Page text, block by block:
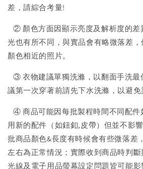
差，請綜合考量!
② 顏色方面因顯示亮度及解析度的差
光也有所不同，與實品會有略微落差
顏色相近的照片。
③ 衣物建議單獨洗滌，以翻面手洗最
議第一次穿著前請先下水洗滌，以避免
④ 商品可能因每批製程時間不同配件
用新的配件（如鈕釦,皮帶）但並不影
批商品顏色&長度有時候會有些微落差
左右為正常情況；實際收到商品時判斷
光線及電子用品螢幕設定問題皆可能